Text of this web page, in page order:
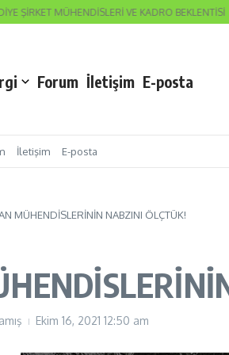
MÜHENDİSLERİ VE KADRO BEKLENTİSİ
Forum İletişim E-posta
İletişim E-posta
MÜHENDİSLERİNİN NABZINI ÖLÇTÜK!
Ekim 16, 2021 12:50 am